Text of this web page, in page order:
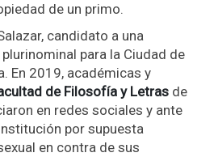
de un primo.
candidato a una
para la Ciudad de
En 2019, académicas y
de Filosofía y Letras de
en redes sociales y ante
por supuesta
en contra de sus